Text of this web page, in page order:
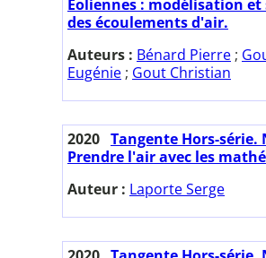
Eoliennes : modélisation
des écoulements d'air.
Auteurs : Bénard Pierre ;
Eugénie ; Gout Christian
2020 Tangente Hors-série.
Prendre l'air avec les
Auteur : Laporte Serge